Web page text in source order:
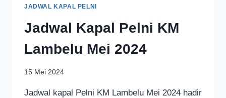
JADWAL KAPAL PELNI
Jadwal Kapal Pelni KM
Lambelu Mei 2024
15 Mei 2024
Jadwal kapal Pelni KM Lambelu Mei 2024 hadir